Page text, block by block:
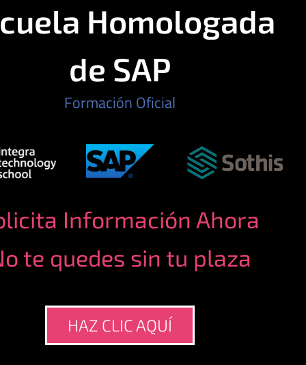
Homologada
de SAP
Formación Oficial
Información Ahora
te quedes sin tu plaza
HAZ CLIC AQUÍ